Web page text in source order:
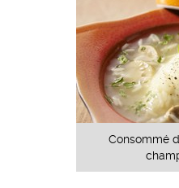
Consommé